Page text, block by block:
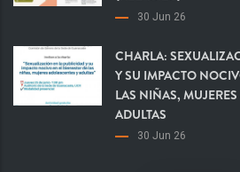
30 Jun 26
CHARLA:
Y SU IMPACTO
LAS NIÑAS,
ADULTAS
30 Jun 26